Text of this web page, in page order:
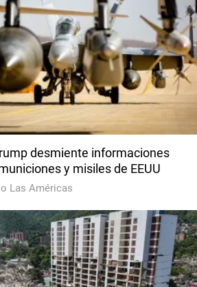
desmiente informaciones
y misiles de EEUU
Las Américas